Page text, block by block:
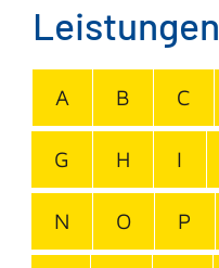
Leistungen
A B C
G H I
N O P